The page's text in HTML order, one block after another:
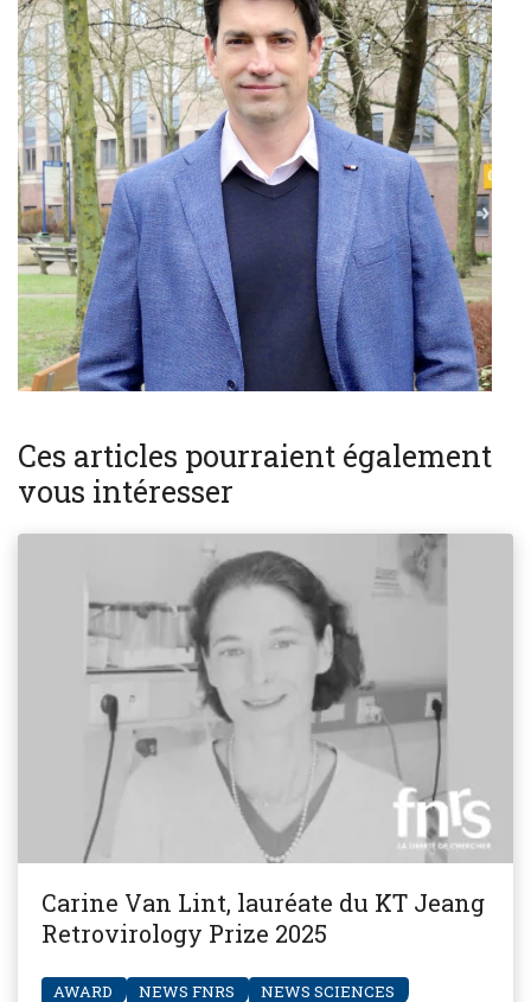
Ces articles pourraient également
vous intéresser
Carine Van Lint, lauréate du KT Jeang
Retrovirology Prize 2025
AWARD NEWS FNRS NEWS SCIENCES